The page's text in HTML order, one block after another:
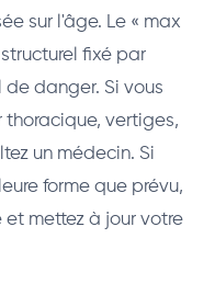
sur l'âge. Le « max
fixé par
danger. Si vous
thoracique, vertiges,
un médecin. Si
forme que prévu,
mettez à jour votre